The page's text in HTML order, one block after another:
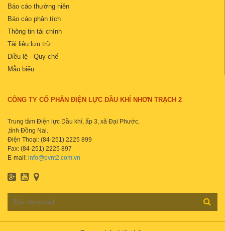
Báo cáo thường niên
Báo cáo phân tích
Thông tin tài chính
Tài liệu lưu trữ
Điều lệ - Quy chế
Mẫu biểu
CÔNG TY CỔ PHẦN ĐIỆN LỰC DẦU KHÍ NHƠN TRẠCH 2
Trung tâm Điện lực Dầu khí, ấp 3, xã Đại Phước,
,tỉnh Đồng Nai.
Điện Thoại: (84-251) 2225 899
Fax: (84-251) 2225 897
E-mail: info@pvnt2.com.vn